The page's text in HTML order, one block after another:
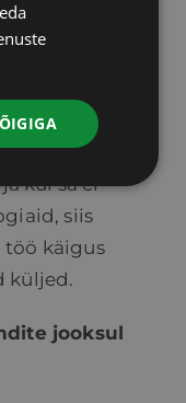
kui sa ei
siis
töö käigus
küljed.
jooksul